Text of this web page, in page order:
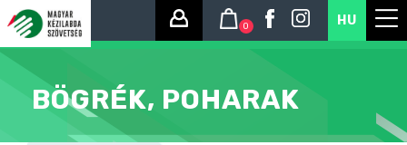
HU
0
BÖGRÉK, POHARAK